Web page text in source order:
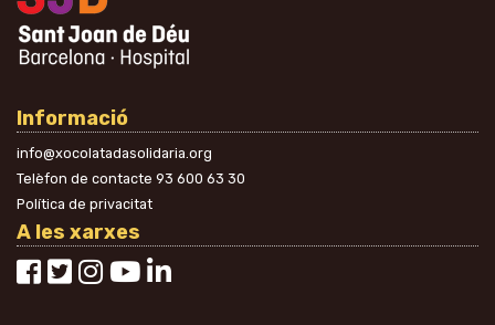
Informació
info@xocolatadasolidaria.org
Telèfon de contacte 93 600 63 30
Política de privacitat
A les xarxes